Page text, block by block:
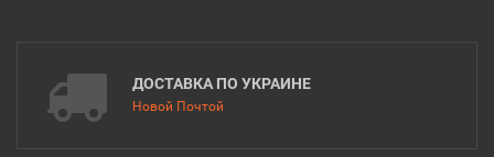
ДОСТАВКА ПО УКРАИНЕ
Новой Почтой